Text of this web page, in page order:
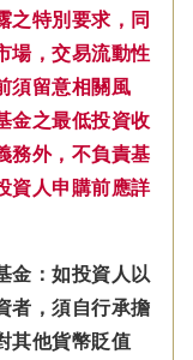
之特別要求，同
場，交易流動性
須留意相關風
金之最低投資收
務外，不負責基
資人申購前應詳
金：如投資人以
者，須自行承擔
其他貨幣貶值